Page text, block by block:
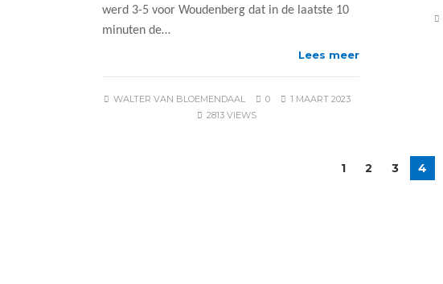
werd 3-5 voor Woudenberg dat in de laatste 10
minuten de…
Lees meer
WALTER VAN BLOEMENDAAL 0
1 MAART 2023
2813 VIEWS
1 2 3 4